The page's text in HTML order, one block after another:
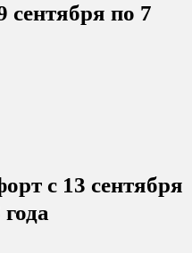
сентября по 7
с 13 сентября